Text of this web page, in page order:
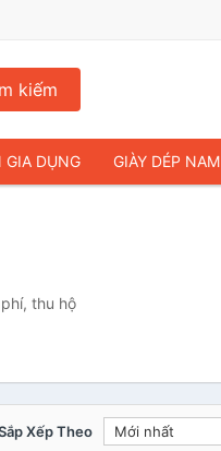
kiếm
GIA DỤNG GIÀY DÉP NAM
TÍNH & LAPTOP
thu hộ
Xếp Theo